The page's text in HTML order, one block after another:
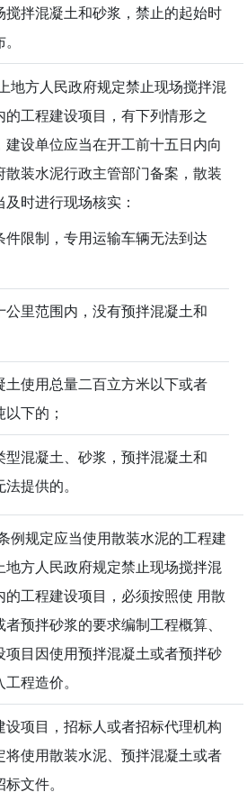
拌混凝土和砂浆，禁止的起始时
地方人民政府规定禁止现场搅拌混
工程建设项目，有下列情形之
设单位应当在开工前十五日内向
装水泥行政主管部门备案，散装
时进行现场核实：
件限制，专用运输车辆无法到达
公里范围内，没有预拌混凝土和
土使用总量二百立方米以下或者
下的；
型混凝土、砂浆，预拌混凝土和
提供的。
例规定应当使用散装水泥的工程建
方人民政府规定禁止现场搅拌混
工程建设项目，必须按照使 用散
预拌砂浆的要求编制工程概算、
目因使用预拌混凝土或者预拌砂
程造价。
项目，招标人或者招标代理机构
将使用散装水泥、预拌混凝土或者
文件。